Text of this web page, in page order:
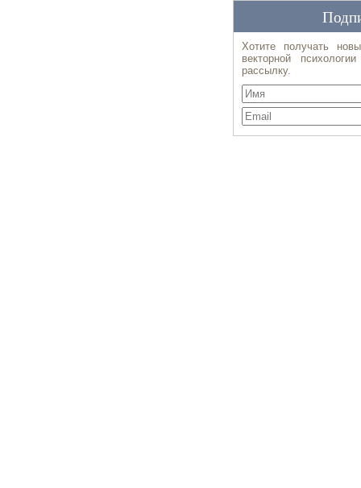
Хотите получать
векторной
рассылку.